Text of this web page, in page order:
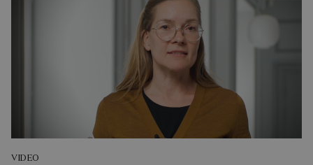
VIDEO